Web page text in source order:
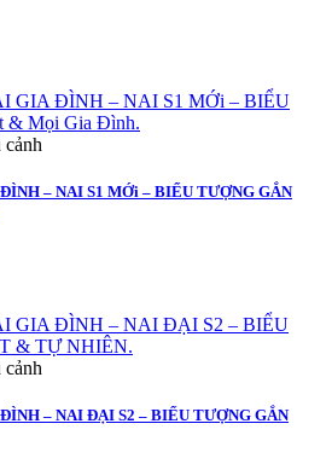
– NAI S1 MỚi – BIỂU TƯỢNG GẮN
– NAI ĐẠI S2 – BIỂU TƯỢNG GẮN